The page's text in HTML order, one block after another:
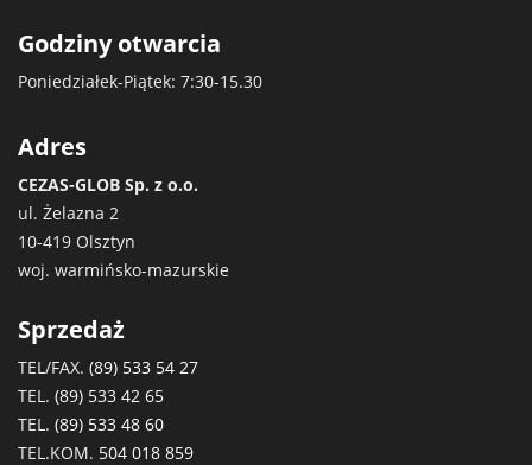
Godziny otwarcia
Poniedziałek-Piątek: 7:30-15.30
Adres
CEZAS-GLOB Sp. z o.o.
ul. Żelazna 2
10-419 Olsztyn
woj. warmińsko-mazurskie
Sprzedaż
TEL/FAX. (89) 533 54 27
TEL. (89) 533 42 65
TEL. (89) 533 48 60
TEL.KOM. 504 018 859